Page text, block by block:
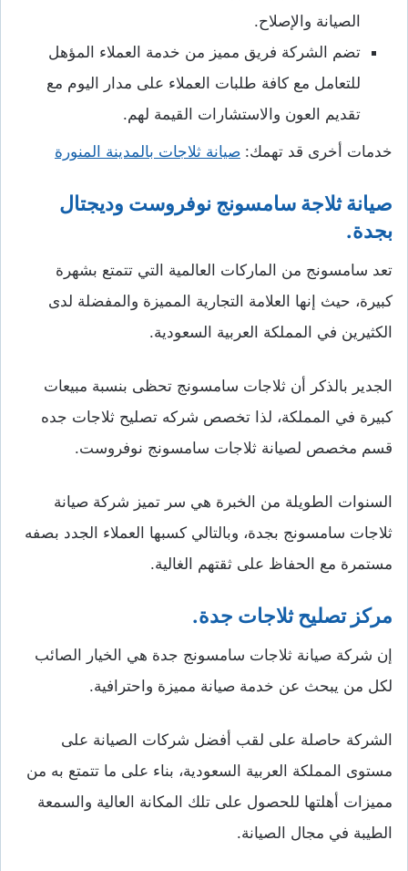
الصيانة والإصلاح.
تضم الشركة فريق مميز من خدمة العملاء المؤهل
للتعامل مع كافة طلبات العملاء على مدار اليوم مع
تقديم العون والاستشارات القيمة لهم.
خدمات أخرى قد تهمك: صيانة ثلاجات بالمدينة المنورة
صيانة ثلاجة سامسونج نوفروست وديجتال
بجدة.
تعد سامسونج من الماركات العالمية التي تتمتع بشهرة
كبيرة، حيث إنها العلامة التجارية المميزة والمفضلة لدى
الكثيرين في المملكة العربية السعودية.
الجدير بالذكر أن ثلاجات سامسونج تحظى بنسبة مبيعات
كبيرة في المملكة، لذا تخصص شركه تصليح ثلاجات جده
قسم مخصص لصيانة ثلاجات سامسونج نوفروست.
السنوات الطويلة من الخبرة هي سر تميز شركة صيانة
ثلاجات سامسونج بجدة، وبالتالي كسبها العملاء الجدد بصفه
مستمرة مع الحفاظ على ثقتهم الغالية.
مركز تصليح ثلاجات جدة.
إن شركة صيانة ثلاجات سامسونج جدة هي الخيار الصائب
لكل من يبحث عن خدمة صيانة مميزة واحترافية.
الشركة حاصلة على لقب أفضل شركات الصيانة على
مستوى المملكة العربية السعودية، بناء على ما تتمتع به من
مميزات أهلتها للحصول على تلك المكانة العالية والسمعة
الطيبة في مجال الصيانة.